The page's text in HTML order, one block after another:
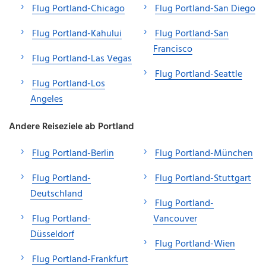
Flug Portland-Chicago
Flug Portland-Kahului
Flug Portland-Las Vegas
Flug Portland-Los
Angeles
Flug Portland-San Diego
Flug Portland-San
Francisco
Flug Portland-Seattle
Andere Reiseziele ab Portland
Flug Portland-Berlin
Flug Portland-
Deutschland
Flug Portland-
Düsseldorf
Flug Portland-Frankfurt
Flug Portland-München
Flug Portland-Stuttgart
Flug Portland-
Vancouver
Flug Portland-Wien